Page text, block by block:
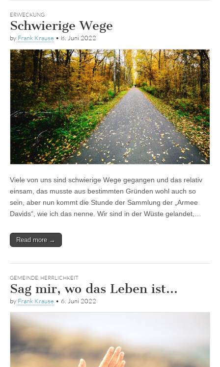
ERWECKUNG
Schwierige Wege
by Frank Krause • 8. Juni 2022
Viele von uns sind schwierige Wege gegangen und das relativ
einsam, das musste aus bestimmten Gründen wohl auch so
sein, aber nun kommt die Stunde der Sammlung der „Armee
Davids“, wie ich das nenne. Wir sind in der Wüste gelandet,…
Read more →
GEMEINDE, HERRLICHKEIT
Sag mir, wo das Leben ist…
by Frank Krause • 6. Juni 2022